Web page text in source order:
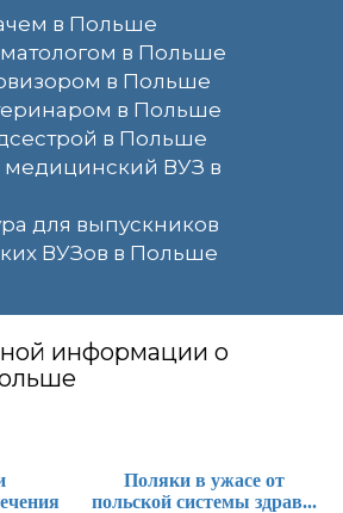
в Польше
в Польше
в Польше
в Польше
в Польше
медицинский ВУЗ в
для выпускников
ВУЗов в Польше
информации о
Поляки в ужасе от
польской системы здрав...